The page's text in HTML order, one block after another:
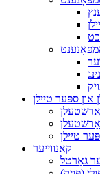
און ספּער טיילן
טיילן
קאַנווייער
גאַרטל